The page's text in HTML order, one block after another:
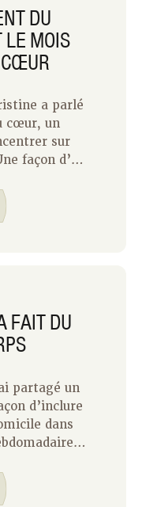
DU
LE MOIS
a parlé
cœur, un
sur
façon d’y
Manger
à
que nous
FAIT DU
partagé un
d’inclure
dans
sur la
de